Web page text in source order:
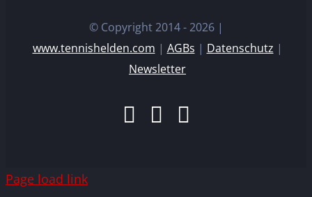
© Copyright 2014 -2026 |
www.tennishelden.com | AGBs | Datenschutz |
Newsletter
Facebook
Instagram
Page load link